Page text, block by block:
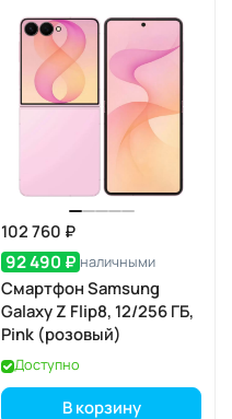
102 760 ₽
92 490 ₽ наличными
Смартфон Samsung
Galaxy Z Flip8, 12/256 ГБ,
Pink (розовый)
Доступно
В корзину